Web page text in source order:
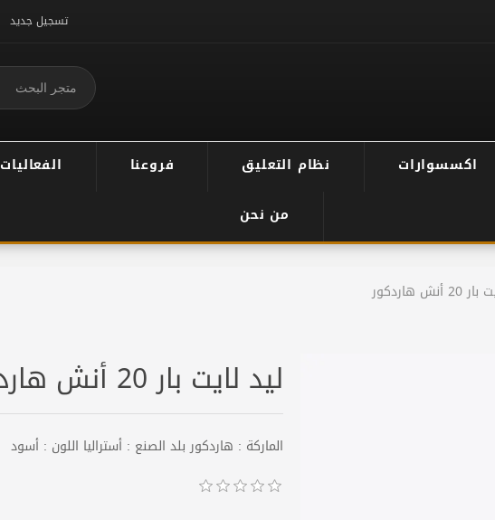
تسجيل جديد
اكسسوارات نظام التعليق فروعنا الفعاليات
من نحن
هاردكور
ليد لايت بار 20 أنش هاردكور
الماركة : هاردكور بلد الصنع : أستراليا اللون : أسود